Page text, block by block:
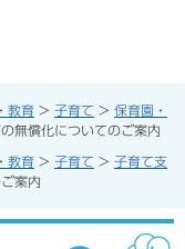
教育 > 子育て > 保育園・
無償化についてのご案内
教育 > 子育て > 子育て支
案内